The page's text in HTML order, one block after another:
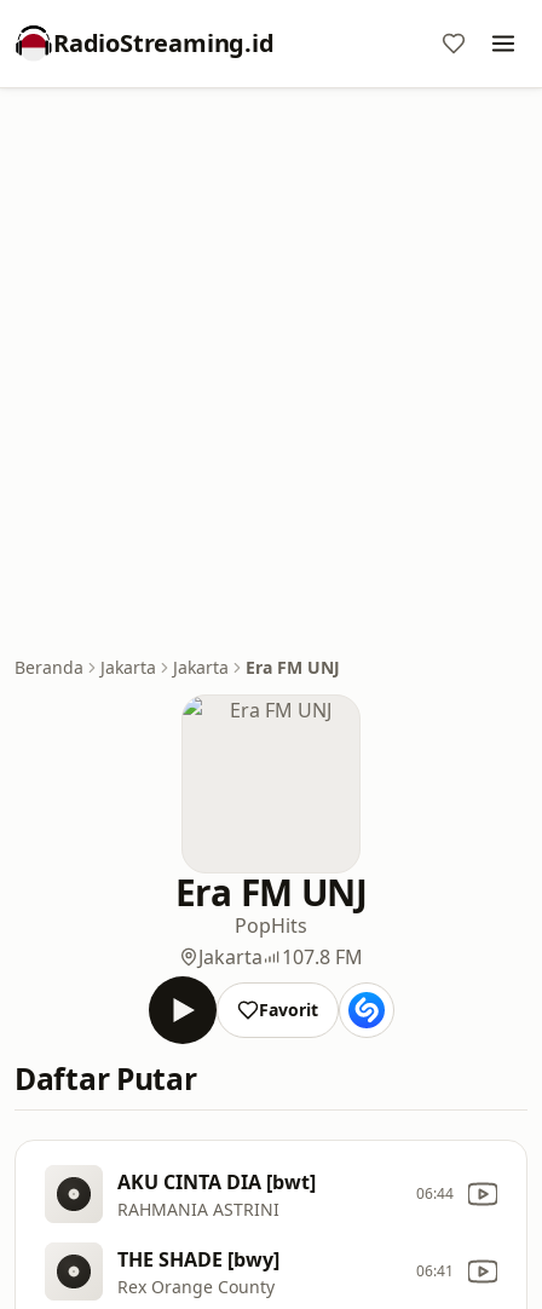
RadioStreaming.id
Beranda Jakarta Jakarta Era FM UNJ
Era FM UNJ
PopHits
Jakarta
107.8 FM
Favorit
Daftar Putar
AKU CINTA DIA [bwt]
RAHMANIA ASTRINI
06:44
THE SHADE [bwy]
Rex Orange County
06:41